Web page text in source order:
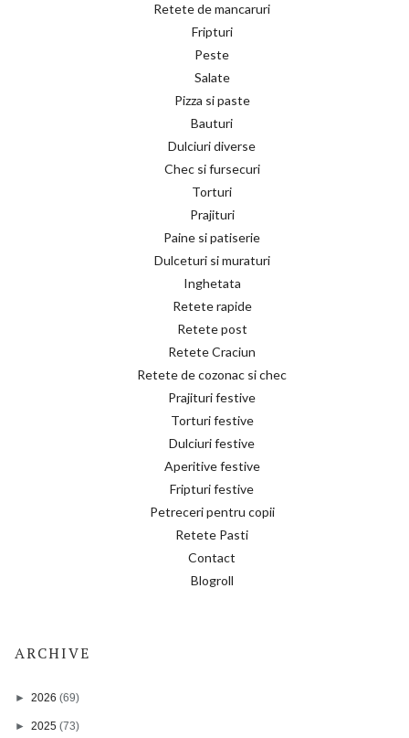
Retete de mancaruri
Fripturi
Peste
Salate
Pizza si paste
Bauturi
Dulciuri diverse
Chec si fursecuri
Torturi
Prajituri
Paine si patiserie
Dulceturi si muraturi
Inghetata
Retete rapide
Retete post
Retete Craciun
Retete de cozonac si chec
Prajituri festive
Torturi festive
Dulciuri festive
Aperitive festive
Fripturi festive
Petreceri pentru copii
Retete Pasti
Contact
Blogroll
ARCHIVE
► 2026 (69)
► 2025 (73)